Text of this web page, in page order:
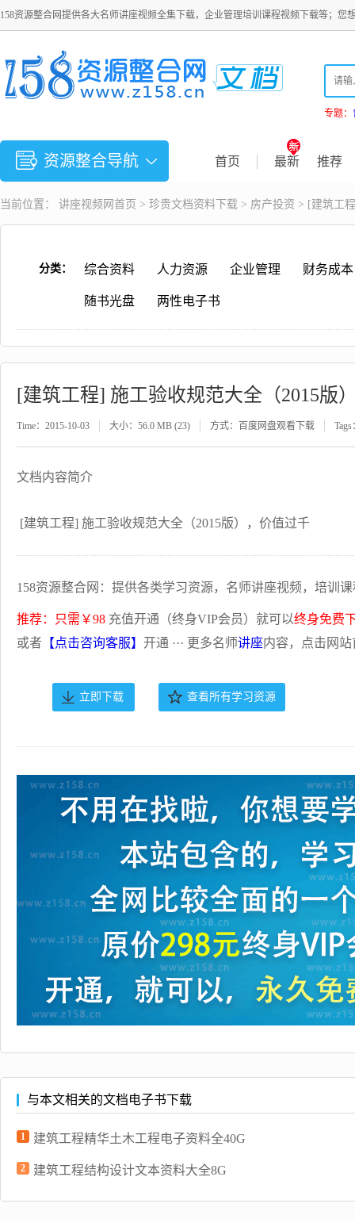
158资源整合网提供各大名师讲座视频全集下载，企业管理培训课程视频下载等；您
专题：
资源整合导航 首页 最新 推荐
当前位置： 讲座视频 网首页 > 珍贵文档资料下载 > 房产投资 > [建筑工
分类： 综合资料 人力资源 企业管理 财务成本
随书光盘 两性电子书
[建筑工程] 施工验收规范大全（2015版
Time：2015-10-03 大小：56.0 MB (23) 方式：百度网盘观看下载 Tags
文档内容简介
[建筑工程] 施工验收规范大全（2015版），价值过千
158资源整合网：提供各类学习资源，名师讲座视频，培训
推荐：只需￥98 充值开通（终身VIP会员）就可以终身免费
或者 【点击咨询客服】 开通 ··· 更多名师讲座内容，点击网
立即下载 查看所有学习资源
与本文相关的文档电子书下载
1 建筑工程精华土木工程电子资料全40G
2 建筑工程结构设计文本资料大全8G